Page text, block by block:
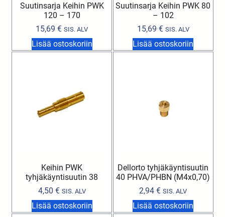
Suutinsarja Keihin PWK
120 – 170
15,69€ SIS. ALV
Lisää ostoskoriin
Suutinsarja Keihin PWK 80
– 102
15,69 € SIS. ALV
Lisää ostoskoriin
Keihin PWK
tyhjäkäyntisuutin 38
4,50 € SIS. ALV
Lisää ostoskoriin
Dellorto tyhjäkäyntisuutin
40 PHVA/PHBN (M4x0,70)
2,94€ SIS. ALV
Lisää ostoskoriin